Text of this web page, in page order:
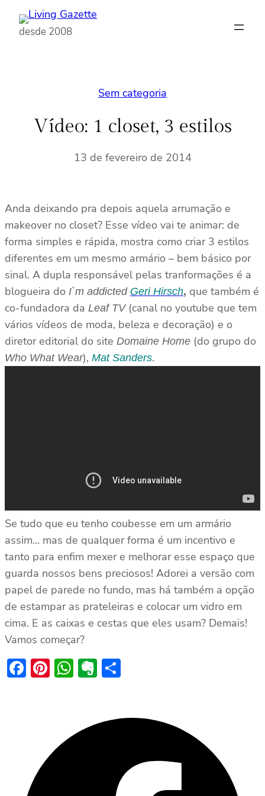
Pular
paradesde 2008
Sem categoria
Vídeo: 1 closet, 3 estilos
13 de fevereiro de 2014
Anda deixando pra depois aquela arrumação e
makeover no closet? Esse vídeo vai te animar: de
forma simples e rápida, mostra como criar 3 estilos
diferentes em um mesmo armário – bem básico por
sinal. A dupla responsável pelas tranformações é a
blogueira do I`m addicted Geri Hirsch, que também é
co-fundadora da Leaf TV(canal no youtube que tem
vários vídeos de moda, beleza e decoração) e o
diretor editorial do site Domaine Home (do grupo do
Who What Wear), Mat Sanders.
Se tudo que eu tenho coubesse em um armário
assim… mas de qualquer forma é um incentivo e
tanto para enfim mexer e melhorar esse espaço que
guarda nossos bens preciosos! Adorei a versão com
papel de parede no fundo, mas há também a opção
de estampar as prateleiras e colocar um vidro em
cima. E as caixas e cestas que eles usam? Demais!
Vamos começar?
Facebook
Pinterest
WhatsApp
Evernote